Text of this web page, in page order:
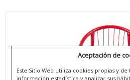
Aceptación de
Este Sitio Web utiliza cookies propias y
información estadística y analizar sus